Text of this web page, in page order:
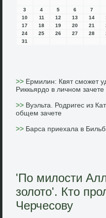
3
4 5 6 7
10
11 12 13 14
17
18 19 20 21
24
25 26 27 28
31
>> Ермилин: Квят сможет
Риккьярдо в личном
>> Вуэльта. Родригес из
общем зачете
>> Барса приехала в
'По милости
золото'. Кто
Черчесову